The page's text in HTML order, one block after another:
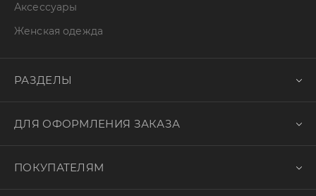
Аксессуары
Женская одежда
РАЗДЕЛЫ
ДЛЯ ОФОРМЛЕНИЯ ЗАКАЗА
ПОКУПАТЕЛЯМ